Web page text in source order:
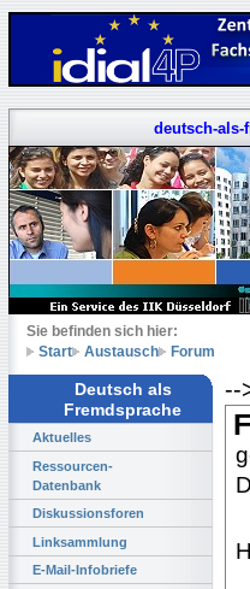
deutsch-als-
Sie befinden sich hier:
Start
Austausch Forum
Deutsch als
Fremdsprache
Aktuelles
Ressourcen-
Datenbank
Diskussionsforen
Linksammlung
E-Mail-Infobriefe
--